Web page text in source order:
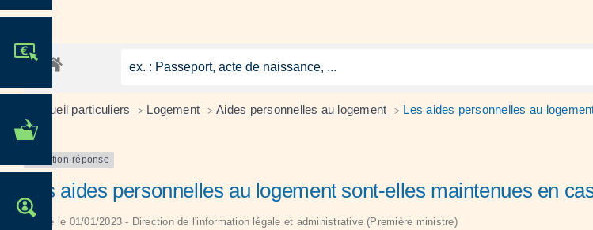
MES DÉMARCHES
OFFRES D'EMPLOI
Accueil particuliers > Logement > Aides personnelles au logement > Les aides personnelles au
Question-réponse
Les aides personnelles au logement sont-elles maintenues en
Vérifié le 01/01/2023 - Direction de l'information légale et administrative (Première ministre)